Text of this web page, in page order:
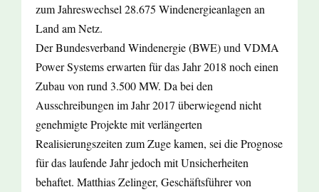
zum Jahreswechsel 28.675 Windenergieanlagen an
Land am Netz.
Der Bundesverband Windenergie (BWE) und VDMA
Power Systems erwarten für das Jahr 2018 noch einen
Zubau von rund 3.500 MW. Da bei den
Ausschreibungen im Jahr 2017 überwiegend nicht
genehmigte Projekte mit verlängerten
Realisierungszeiten zum Zuge kamen, sei die Prognose
für das laufende Jahr jedoch mit Unsicherheiten
behaftet. Matthias Zelinger, Geschäftsführer von